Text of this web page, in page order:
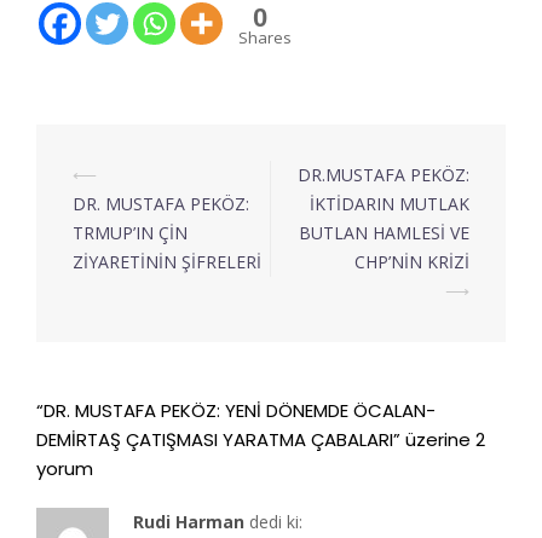
0
Shares
⟵
DR. MUSTAFA PEKÖZ:
TRMUP’IN ÇİN
ZİYARETİNİN ŞİFRELERİ
DR.MUSTAFA PEKÖZ:
İKTİDARIN MUTLAK
BUTLAN HAMLESİ VE
CHP’NİN KRİZİ
⟶
“DR. MUSTAFA PEKÖZ: YENİ DÖNEMDE ÖCALAN-
DEMİRTAŞ ÇATIŞMASI YARATMA ÇABALARI” üzerine 2
yorum
Rudi Harman dedi ki: